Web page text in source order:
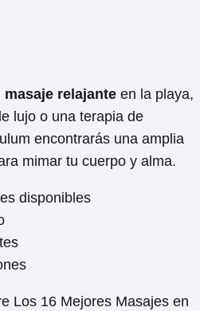
masaje relajante en la playa,
lujo o una terapia de
encontrarás una amplia
mimar tu cuerpo y alma.
disponibles
Los 16 Mejores Masajes en